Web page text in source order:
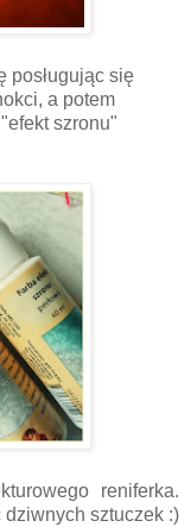
posługując się
a potem
szronu"
reniferka.
dziwnych sztuczek :)